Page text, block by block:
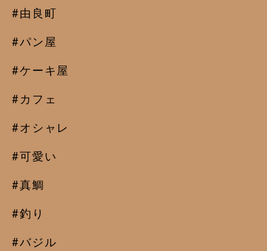
#由良町
#パン屋
#ケーキ屋
#カフェ
#オシャレ
#可愛い
#真鯛
#釣り
#バジル